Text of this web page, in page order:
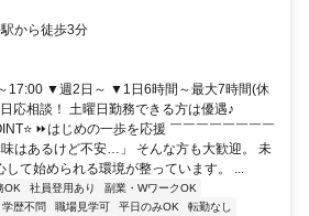
から徒歩3分
17:00 ▼週2日～ ▼1日6時間～最大7時間(休
応相談！ 土曜日勤務できる方は優遇♪
⏩はじめの一歩を応援 ￣￣￣￣￣￣￣￣
はあるけど不安…」 そんな方も大歓迎。 未
て始められる環境が整っています。 ...
OK 社員登用あり
副業・WワークOK
学歴不問 職場見学可 平日のみOK
転勤なし